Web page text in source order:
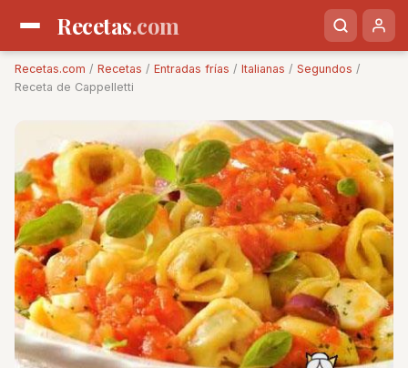
Recetas.com
Recetas.com / Recetas / Entradas frías / Italianas / Segundos /
Receta de Cappelletti